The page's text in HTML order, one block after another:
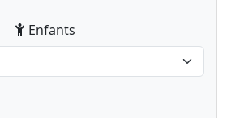
Enfants